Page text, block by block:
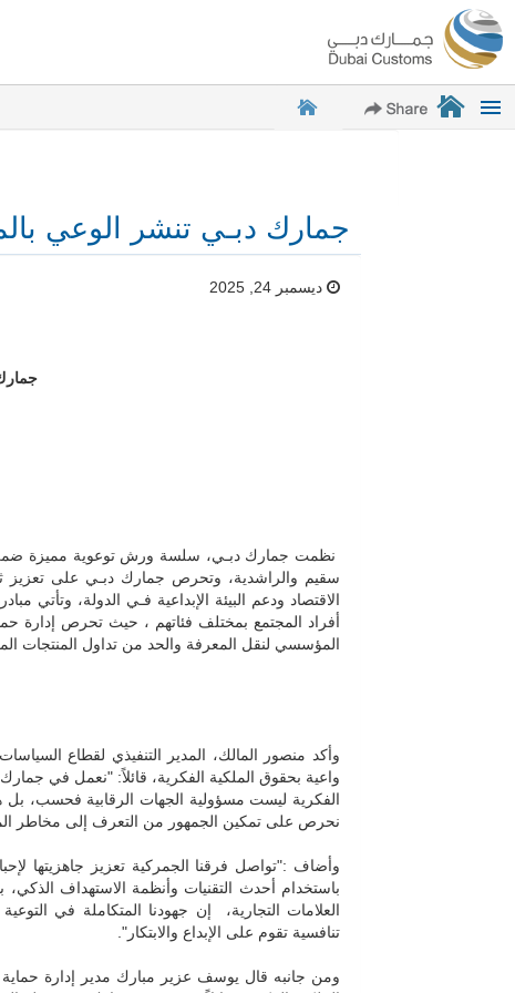
جمارك دبـي تنشر الوعي
ديسمبر 24, 2025
نظمت جمارك دبـي، سلسة ورش توعوية مميزة
سقيم والراشدية، وتحرص جمارك دبـي على تعزيز
الاقتصاد ودعم البيئة الإبداعية فـي الدولة، وتأتي
أفراد المجتمع بمختلف فئاتهم ، حيث تحرص إدارة
المؤسسي لنقل المعرفة والحد من تداول المنتجات
وأكد منصور المالك، المدير التنفيذي لقطاع
واعية بحقوق الملكية الفكرية، قائلاً: "نعمل في
الفكرية ليست مسؤولية الجهات الرقابية فحسب، بل هي
نحرص على تمكين الجمهور من التعرف إلى مخاطر
وأضاف :"تواصل فرقنا الجمركية تعزيز جاهزيتها
باستخدام أحدث التقنيات وأنظمة الاستهداف
العلامات التجارية، إن جهودنا المتكاملة في
تنافسية تقوم على الإبداع والابتكار".
ومن جانبه قال يوسف عزير مبارك مدير إدارة